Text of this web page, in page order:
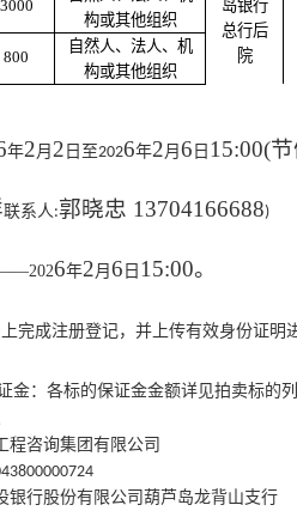
岛银行
总行后
院
3000
构或其他组织
800
自然人、法人、机
构或其他组织
年2月2 日至2026年2月6 日 15:00(
联系人:郭晓忠 13704166688)
6年2月 6 日 15:00。
完成注册登记，并上传有效身份证
金：各标的保证金金额详见拍卖标的
程咨询集团有限公司
银行股份有限公司葫芦岛龙背山支行